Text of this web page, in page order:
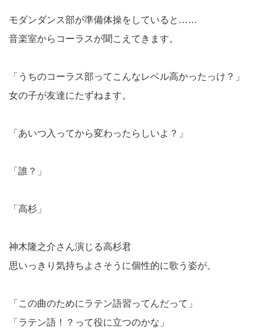
モダンダンス部が準備体操をしていると……
音楽室からコーラスが聞こえてきます。
「うちのコーラス部ってこんなレベル高かったっけ？」
女の子が友達にたずねます。
「あいつ入ってから変わったらしいよ？」
「誰？」
「高杉」
神木隆之介さん演じる高杉君
思いっきり気持ちよさそうに個性的に歌う姿が。
「この曲のためにラテン語習ってんだって」
「ラテン語！？って役に立つのかな」